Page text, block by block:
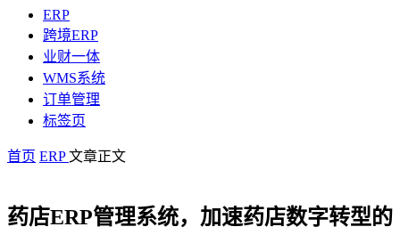
ERP
跨境ERP
业财一体
WMS系统
订单管理
标签页
首页 ERP文章正文
药店ERP管理系统，加速药店数字转型的